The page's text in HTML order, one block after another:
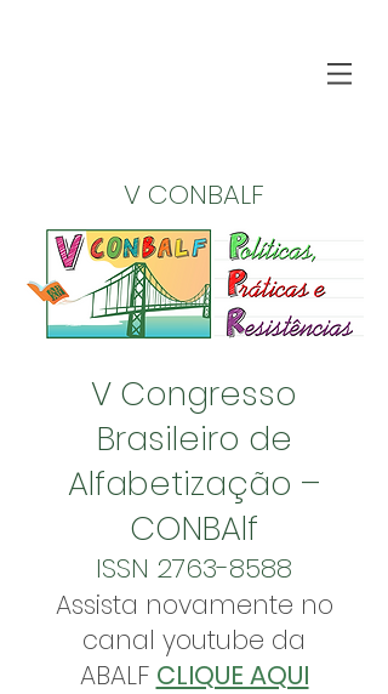
V CONBALF
V Congresso
Brasileiro de
Alfabetização –
CONBAlf
ISSN 2763-8588
Assista novamente no
canal youtube da
ABALF CLIQUE AQUI